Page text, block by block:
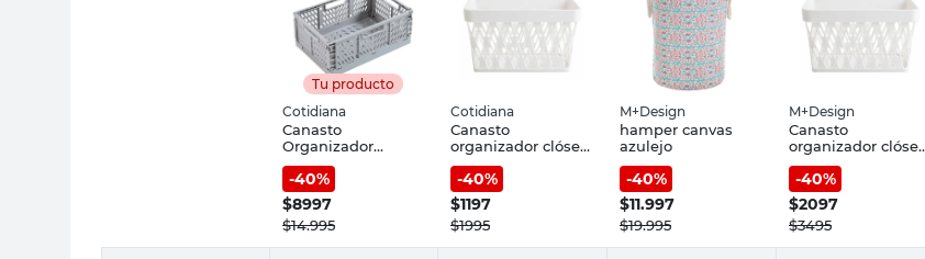
Tu producto
Cotidiana
Canasto
Organizador
Plegable 30.5x19.7
Cm Polipropileno
Gris Cotidiana
-40%
$8997
$14.995
Cotidiana
Canasto
organizador clóset
1.5 lt
-40%
$1197
$1995
M+Design
hamper canvas
azulejo
-40%
$11.997
$19.995
M+Design
Canasto
organizador clóset
3 lt
-40%
$2097
$3495